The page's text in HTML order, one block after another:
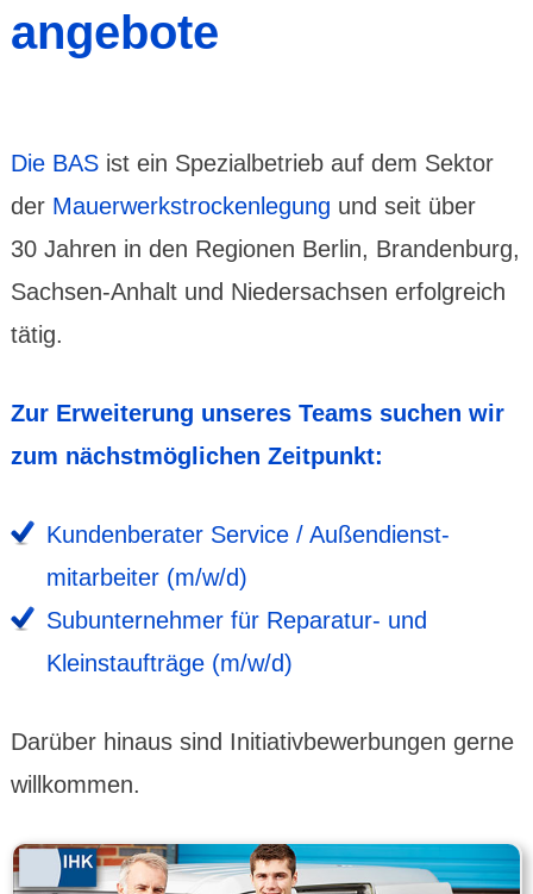
angebote
Die BASist ein Spezial­betrieb auf dem Sektor
der Mauer­werks­trocken­legung und seit über
30 Jahren in den Regionen Berlin, Branden­burg,
Sachsen-Anhalt und Nieder­sachsen erfol­greich
tätig.
Zur Erweiterung unseres Teams suchen wir
zum nächstmöglichen Zeitpunkt:
Kunden­berater Service / Außen­dienst­
mitar­beiter (m/w/d)
Subun­ter­nehmer für Repa­ratur- und
Kleinst­aufträge (m/w/d)
Darüber hinaus sind Initia­tiv­bewer­bungen gerne
will­kommen.